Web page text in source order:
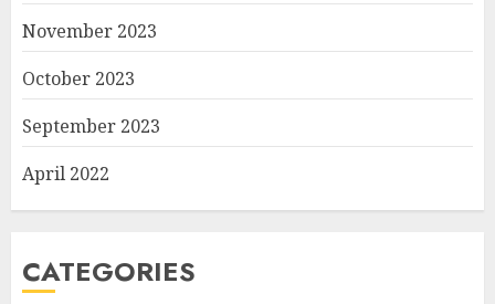
November 2023
October 2023
September 2023
April 2022
CATEGORIES